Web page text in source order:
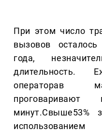
При этом число
вызовов
года,
длительность.
операторав
минут.Свыше53%